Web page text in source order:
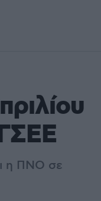
η ΠΝΟ σε